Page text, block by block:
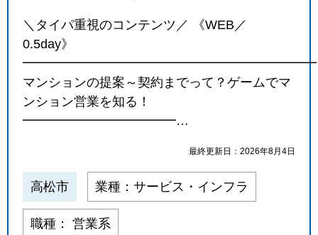
＼タイパ重視のコンテンツ／ 《WEB／
0.5day》
━━━━━━━━━━━━━━━━━━━━━━━
マンションの提案～契約までって？ゲームでマ
ンション営業を知る！
━━━━━━━━━━━━…
最終更新日：2026年8月4日
高松市 業種：サービス・インフラ
職種： 営業系